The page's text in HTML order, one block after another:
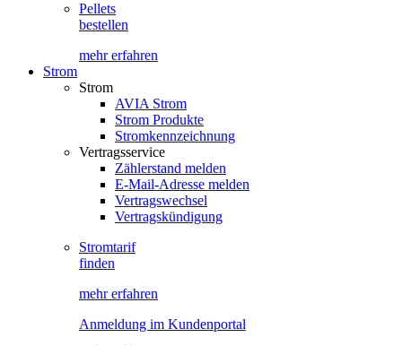
Pellets
bestellen
mehr erfahren
Strom
Strom
AVIA Strom
Strom Produkte
Stromkennzeichnung
Vertragsservice
Zählerstand melden
E-Mail-Adresse melden
Vertragswechsel
Vertragskündigung
Stromtarif
finden
mehr erfahren
Anmeldung im Kundenportal